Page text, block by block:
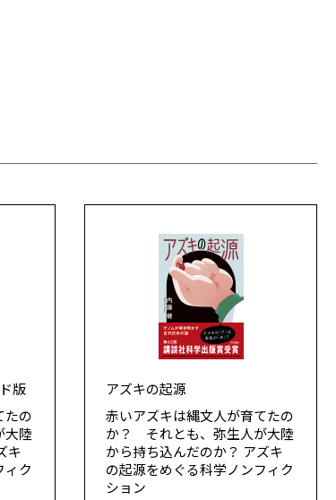
版
たの
陸
キ
ィク
アズキの起源
赤いアズキは縄文人が育てたの
か？ それとも、弥生人が大陸
から持ち込んだのか？ アズキ
の起源をめぐる科学ノンフィク
ション